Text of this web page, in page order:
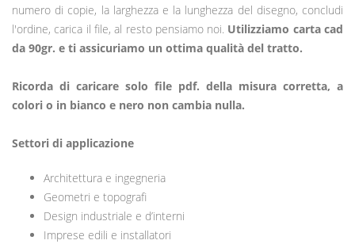
numero di copie, la larghezza e la lunghezza del disegno, concludi
l'ordine, carica il file, al resto pensiamo noi. Utilizziamo carta cad
da 90gr. e ti assicuriamo un ottima qualità del tratto.
Ricorda di caricare solo file pdf. della misura corretta, a
colori o in bianco e nero non cambia nulla.
Settori di applicazione
Architettura e ingegneria
Geometri e topografi
Design industriale e d’interni
Imprese edili e installatori